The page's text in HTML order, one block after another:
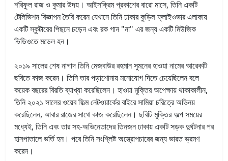
শরিফুল রাজ ও কুমার উদয়। আইসক্রিম প্রকাশের বারো মাসে, তিনি একটি
টেলিভিশন বিজ্ঞাপন তৈরি করেন যেখানে তিনি ঢাকার কুড়িল ফ্লাইওভার এলাকায়
একটি স্কুটারের পিছনে চড়েন এবং রক গান "না" এর জন্য একটি মিউজিক
ভিডিওতে মডেল হন।
২০১৯ সালের শেষ নাগাদ তিনি মেজবাউর রহমান সুমনের হাওয়া নামের আরেকটি
ছবিতে কাজ করেন। তিনি তার পড়াশোনায় মনোযোগ দিতে চেয়েছিলেন বলে
কয়েক বছরের বিরতি ব্যাখ্যা করেছিলেন। হাওয়া মুক্তির অপেক্ষায় থাকাকালীন,
তিনি ২০২১ সালের ওয়েব ফিল্ম নেটওয়ার্কের বাইরে সামিয়া চরিত্রে অভিনয়
করেছিলেন, আবার রাজের সাথে কাজ করেছিলেন। ছবিটি মুক্তির অল্প সময়ের
মধ্যেই, তিনি এবং তার সহ-অভিনেতাদের তিনজন ঢাকায় একটি সড়ক দুর্ঘটনার পর
হাসপাতালে ভর্তি হন। পরে তিনি সংশ্লিষ্ট অস্ত্রোপচারের জন্য ভারত ভ্রমণ
করেন।